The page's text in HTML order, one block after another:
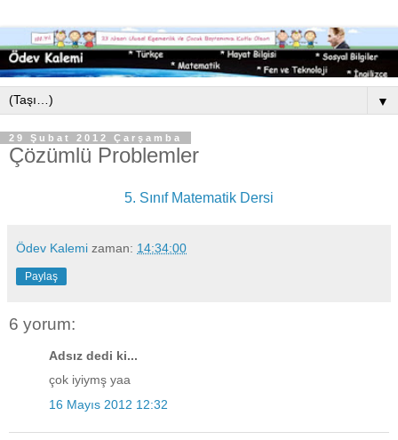
▼
29 Şubat 2012 Çarşamba
Çözümlü Problemler
5. Sınıf Matematik Dersi
Ödev Kalemi zaman: 14:34:00
Paylaş
6 yorum:
Adsız dedi ki...
çok iyiymş yaa
16 Mayıs 2012 12:32